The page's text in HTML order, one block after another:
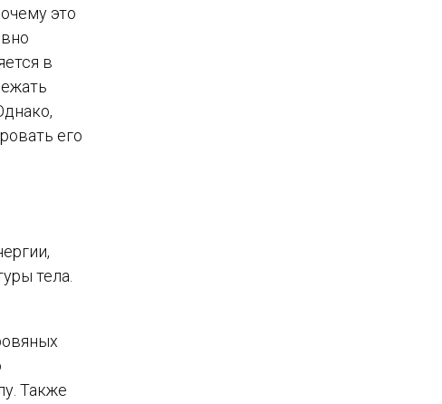
это
в
его
тела.
Также